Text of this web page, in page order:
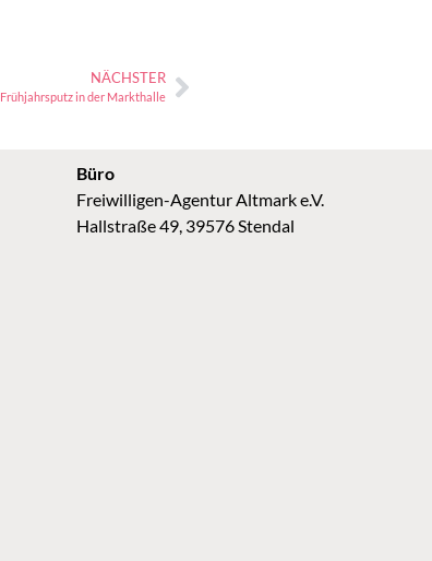
NÄCHSTER
Frühjahrsputz in der Markthalle
Büro
Freiwilligen-Agentur Altmark e.V.
Hallstraße 49, 39576 Stendal